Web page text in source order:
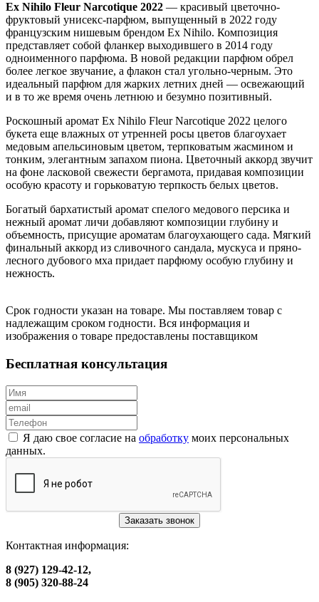
Ex Nihilo Fleur Narcotique 2022 — красивый цветочно-
фруктовый унисекс-парфюм, выпущенный в 2022 году
французским нишевым брендом Ex Nihilo. Композиция
представляет собой фланкер выходившего в 2014 году
одноименного парфюма. В новой редакции парфюм обрел
более легкое звучание, а флакон стал угольно-черным. Это
идеальный парфюм для жарких летних дней — освежающий
и в то же время очень летнюю и безумно позитивный.
Роскошный аромат Ex Nihilo Fleur Narcotique 2022 целого
букета еще влажных от утренней росы цветов благоухает
медовым апельсиновым цветом, терпковатым жасмином и
тонким, элегантным запахом пиона. Цветочный аккорд звучит
на фоне ласковой свежести бергамота, придавая композиции
особую красоту и горьковатую терпкость белых цветов.
Богатый бархатистый аромат спелого медового персика и
нежный аромат личи добавляют композиции глубину и
объемность, присущие ароматам благоухающего сада. Мягкий
финальный аккорд из сливочного сандала, мускуса и пряно-
лесного дубового мха придает парфюму особую глубину и
нежность.
Срок годности указан на товаре. Мы поставляем товар с
надлежащим сроком годности. Вся информация и
изображения о товаре предоставлены поставщиком
Бесплатная консультация
Я даю свое согласие на обработку моих персональных
данных.
Заказать звонок
Контактная информация:
8 (927) 129-42-12,
8 (905) 320-88-24